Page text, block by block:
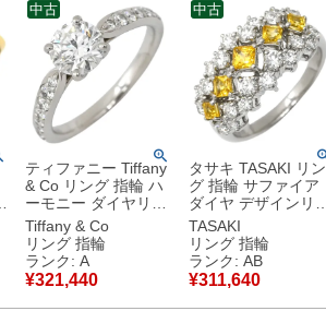
ティファニー Tiffany
& Co リング 指輪 ハ
ーモニー ダイヤリン
グ プラチナシルバー
ハーフエタニティ T
＆Co. プラチナ
0.66ct 6.5号 【箱】
【中古】中古美品
Tiffany & Co
リング 指輪
ランク: A
¥321,440
中古
タサキ TASAKI リン
グ 指輪 サファイア
ダイヤ デザインリン
グ イエロー×プラチ
ナシルバー TASAKI
プリンセスカット プ
ラチナ 12号 【中
古】中古品
TASAKI
リング 指輪
ランク: AB
¥311,640
中古